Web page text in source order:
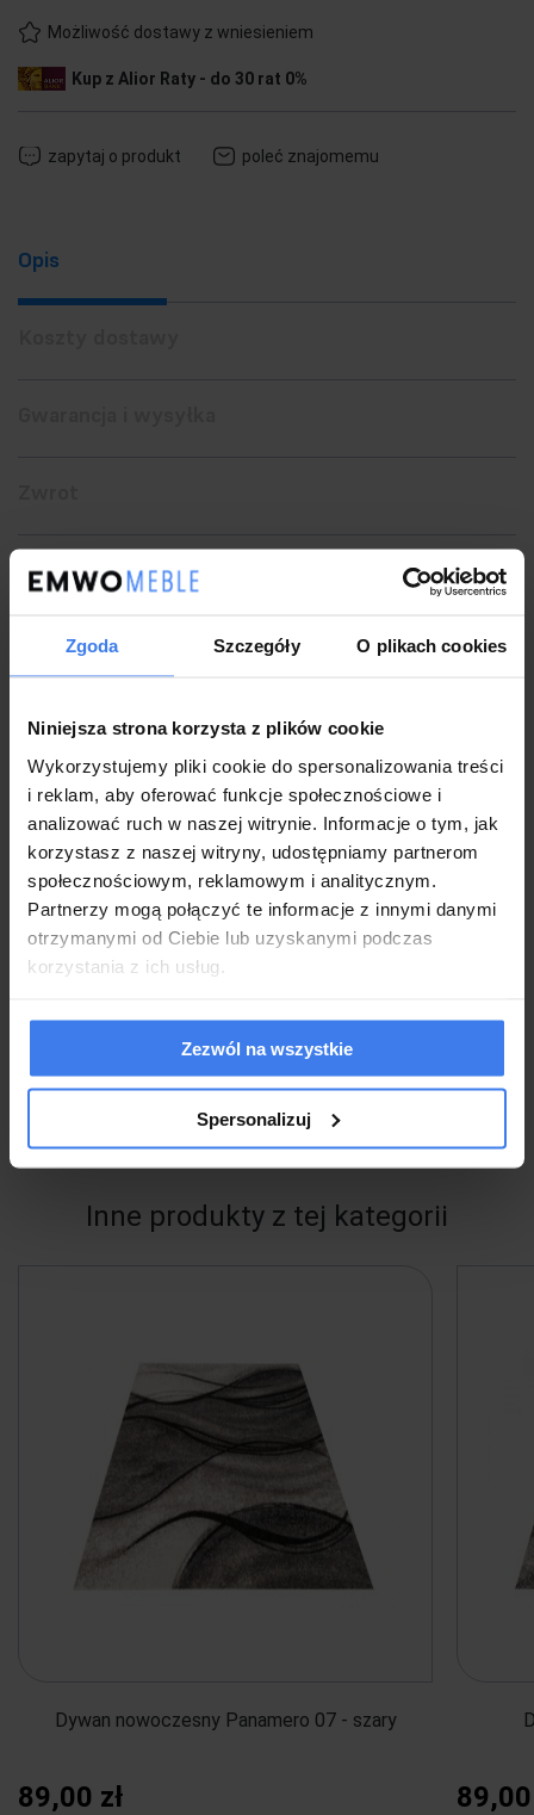
Zgoda Szczegóły O plikach cookies
Niniejsza strona korzysta z plików cookie
Wykorzystujemy pliki cookie do spersonalizowania treści
i reklam, aby oferować funkcje społecznościowe i
analizować ruch w naszej witrynie. Informacje o tym, jak
korzystasz z naszej witryny, udostępniamy partnerom
społecznościowym, reklamowym i analitycznym.
Partnerzy mogą połączyć te informacje z innymi danymi
otrzymanymi od Ciebie lub uzyskanymi podczas
korzystania z ich usług.
Zezwól na wszystkie
Spersonalizuj
Możliwość dostawy z wniesieniem
Kup z Alior Raty - do 30 rat 0%
zapytaj o produkt poleć znajomemu
Opis
Uroczy dywan z kolekcji Panamero
przyozdobiony został
wytrzymałością, odpornością na ścieranie i trwałością kolorów.
Dywan Panamero długo zachowa swój pierwotny wygląd. Dywan
nie przyciąga kurzu, nie elektryzuje się (jest antystatyczny) -
doskonała propozycja dla alergików. Waga - 1900g/m2.
EAN:5905490914217
100% PP Heat Set Frise
Waga/m2:1900 g
+/- 9 mm
Inne produkty z tej kategorii
Dywan nowoczesny Panamero 07 - szary
89,00 zł 89,00